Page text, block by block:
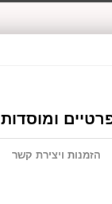
ומוסדות
הזמנות ויצירת קשר